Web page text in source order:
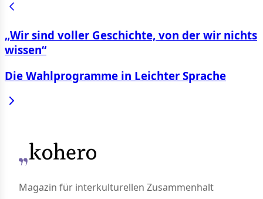
„Wir sind voller Geschichte, von der wir nichts
wissen“
Die Wahlprogramme in Leichter Sprache
Magazin für interkulturellen Zusammenhalt